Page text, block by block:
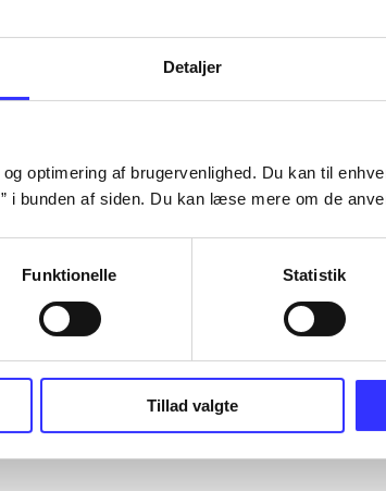
Detaljer
optimering af brugervenlighed. Du kan til
i bunden af siden. Du kan læse mere om de
Funktionelle Statistik
Tillad valgte